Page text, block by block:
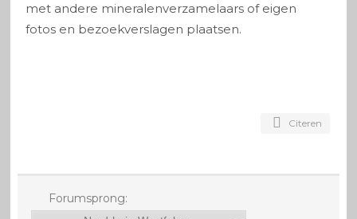
met andere mineralenverzamelaars of eigen
fotos en bezoekverslagen plaatsen.
Citeren
Forumsprong: